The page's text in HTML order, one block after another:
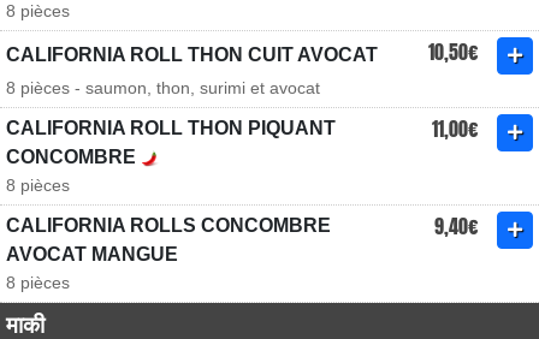
8 pièces
CALIFORNIA ROLL THON CUIT AVOCAT 10,50€
8 pièces - saumon, thon, surimi et avocat
CALIFORNIA ROLL THON PIQUANT
CONCOMBRE
11,00€
8 pièces
CALIFORNIA ROLLS CONCOMBRE
AVOCAT MANGUE
9,40€
8 pièces
माकी